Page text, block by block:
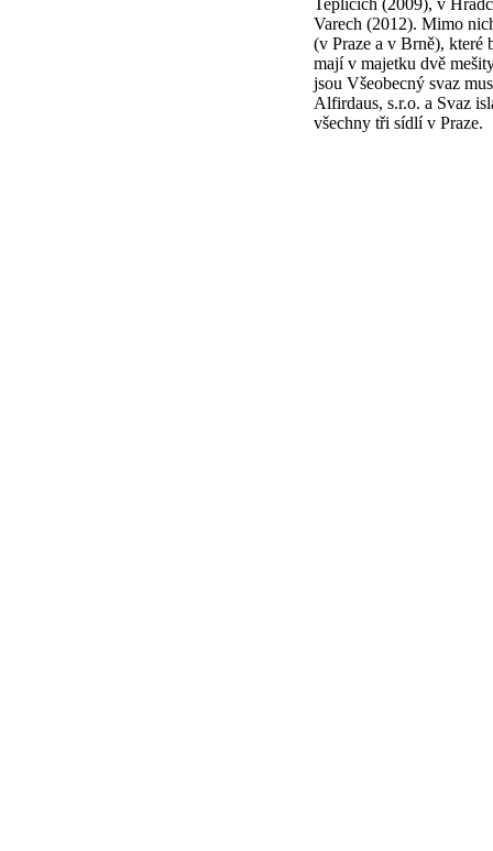
Teplicích (2009), v
Varech (2012). Mimo
(v Praze a v Brně), které
mají v majetku dvě
jsou Všeobecný svaz
Alfirdaus, s.r.o. a Svaz
všechny tři sídlí v Praze.